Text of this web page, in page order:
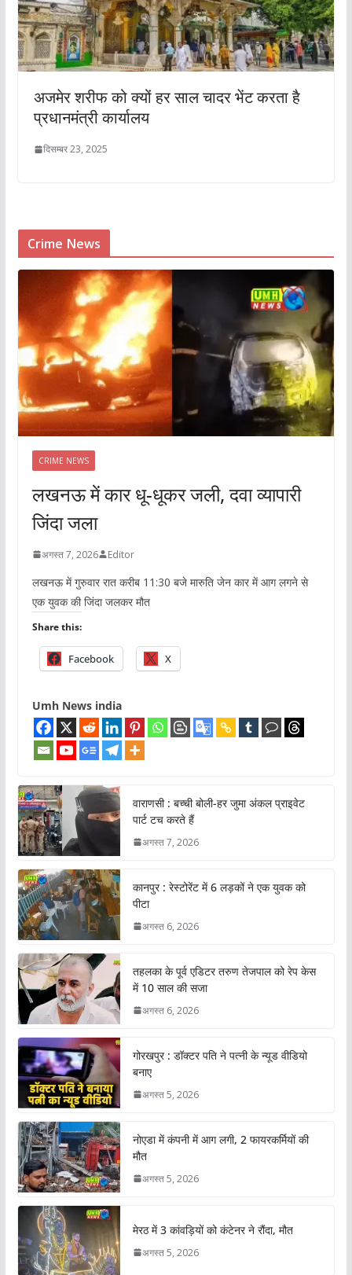
अजमेर शरीफ को क्यों हर साल चादर भेंट करता है
प्रधानमंत्री कार्यालय
दिसम्बर 23, 2025
Crime News
CRIME NEWS
लखनऊ में कार धू-धूकर जली, दवा व्यापारी
जिंदा जला
अगस्त 7, 2026 Editor
लखनऊ में गुरुवार रात करीब 11:30 बजे मारुति जेन कार में आग लगने से
एक युवक की जिंदा जलकर मौत
Share this:
Facebook X
Umh News india
वाराणसी : बच्ची बोली-हर जुमा अंकल प्राइवेट
पार्ट टच करते हैं
अगस्त 7, 2026
कानपुर : रेस्टोरेंट में 6 लड़कों ने एक युवक को
पीटा
अगस्त 6, 2026
तहलका के पूर्व एडिटर तरुण तेजपाल को रेप केस
में 10 साल की सजा
अगस्त 6, 2026
गोरखपुर : डॉक्टर पति ने पत्नी के न्यूड वीडियो
बनाए
अगस्त 5, 2026
नोएडा में कंपनी में आग लगी, 2 फायरकर्मियों की
मौत
अगस्त 5, 2026
मेरठ में 3 कांवड़ियों को कंटेनर ने रौंदा, मौत
अगस्त 5, 2026